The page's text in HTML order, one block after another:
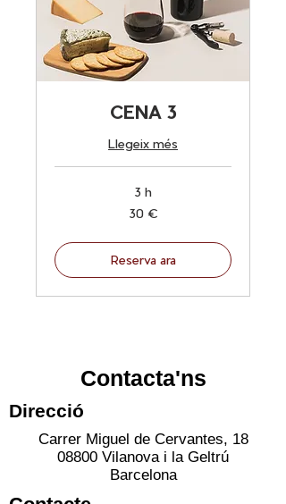
CENA 3
Llegeix més
3 h
30 €
Reserva ara
Contacta'ns
Direcció
Carrer Miguel de Cervantes, 18
08800 Vilanova i la Geltrú
Barcelona